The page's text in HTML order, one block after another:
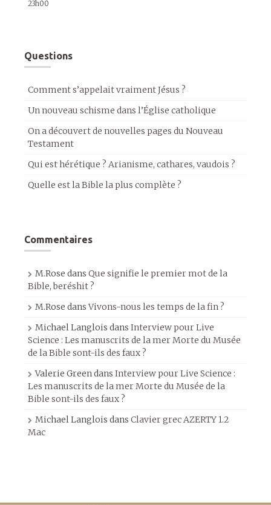
23h00
Questions
Comment s’appelait vraiment Jésus ?
Un nouveau schisme dans l’Église catholique
On a découvert de nouvelles pages du Nouveau
Testament
Qui est hérétique ? Arianisme, cathares, vaudois ?
Quelle est la Bible la plus complète ?
Commentaires
M.Rose dans Que signifie le premier mot de la
Bible, beréshit ?
M.Rose dansVivons-nous les temps de la fin ?
Michael Langlois dans Interview pour Live
Science : Les manuscrits de la mer Morte du Musée
de la Bible sont-ils des faux ?
Valerie Greendans Interview pour Live Science :
Les manuscrits de la mer Morte du Musée de la
Bible sont-ils des faux ?
Michael Langlois dans Clavier grec AZERTY 1.2
Mac